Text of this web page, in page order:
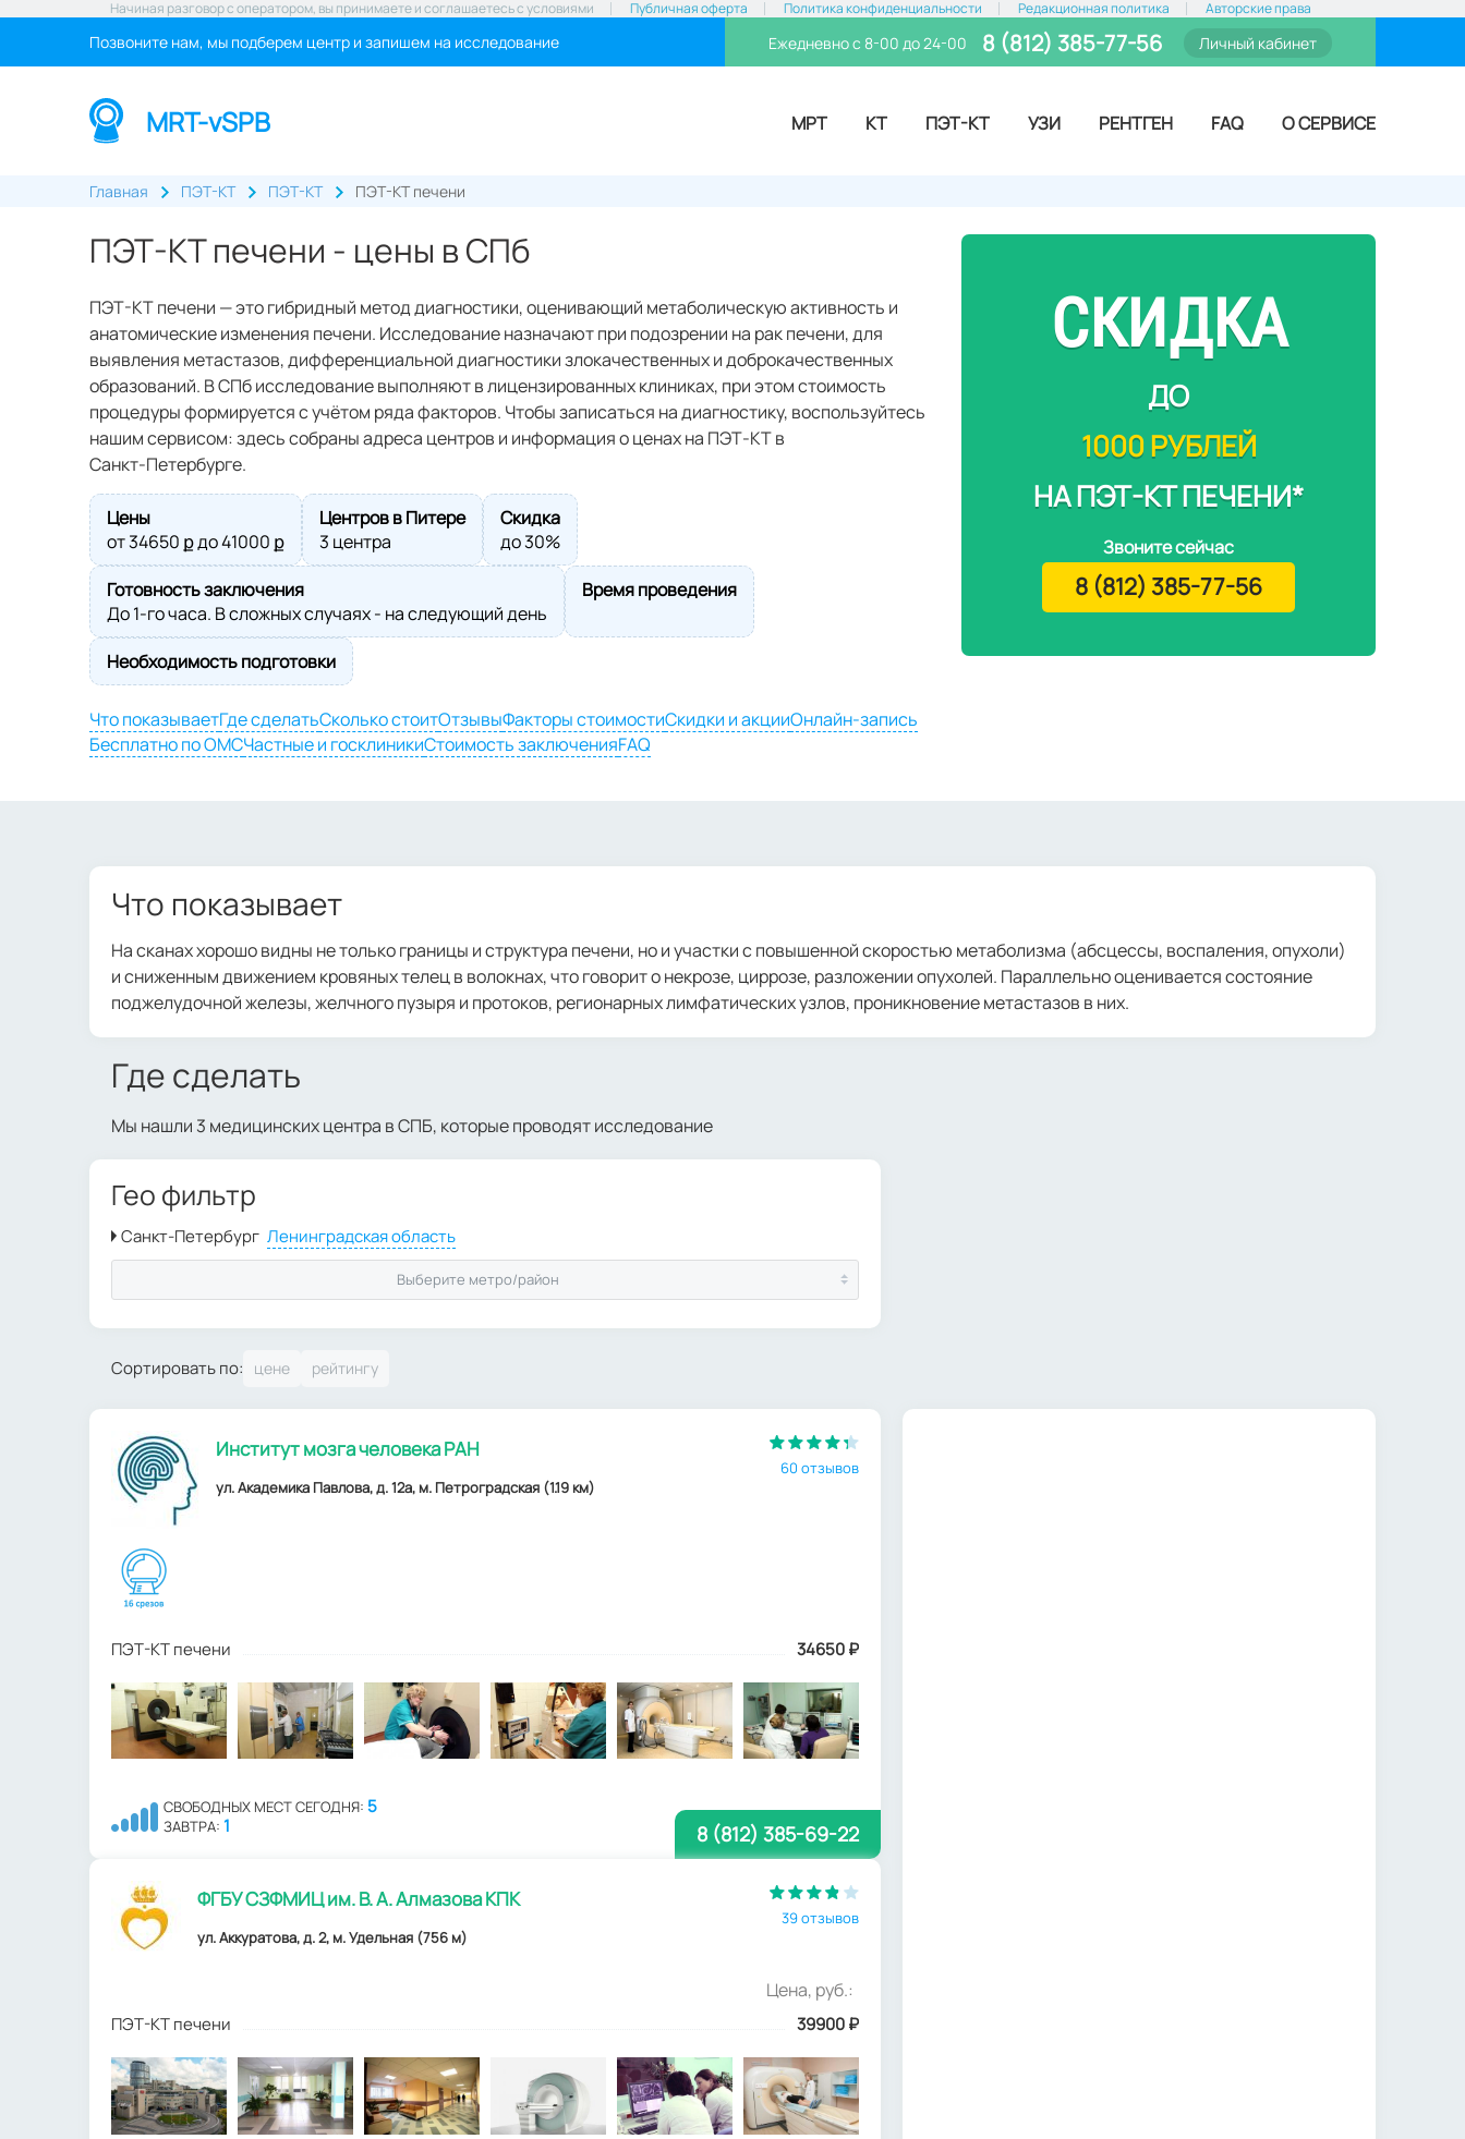
Начиная разговор с оператором, вы принимаете и соглашаетесь с условиями Публичная оферта Политика конфиденциальности Редакционная политика Авторские права
Позвоните нам, мы подберем центр и запишем на исследование Ежедневно с 8-00 до 24-00 8 (812) 385-77-56 Личный кабинет
MRT-vSPB МРТ КТ ПЭТ-КТ УЗИ РЕНТГЕН FAQ О СЕРВИСЕ
Главная ПЭТ-КТ ПЭТ-КТ ПЭТ-КТ печени
ПЭТ-КТ печени - цены в СПб
ПЭТ-КТ печени — это гибридный метод диагностики, оценивающий метаболическую активность и
анатомические изменения печени. Исследование назначают при подозрении на рак печени, для
выявления метастазов, дифференциальной диагностики злокачественных и доброкачественных
образований. В СПб исследование выполняют в лицензированных клиниках, при этом стоимость
процедуры формируется с учётом ряда факторов. Чтобы записаться на диагностику, воспользуйтесь
нашим сервисом: здесь собраны адреса центров и информация о ценах на ПЭТ‑КТ в
Санкт‑Петербурге.
Цены
от34650 ք до41000 ք
Центров в Питере
3 центра
Скидка
до 30%
Готовность заключения
До 1-го часа. В сложных случаях - на следующий день
Время проведения
Необходимость подготовки
Что показываетГде сделатьСколько стоитОтзывыФакторы стоимостиСкидки и акцииОнлайн-запись
Бесплатно по ОМСЧастные и госклиникиСтоимость заключенияFAQ
СКИДКА
ДО
1000 РУБЛЕЙ
НА ПЭТ-КТ ПЕЧЕНИ*
Звоните сейчас
8 (812) 385-77-56
Что показывает
На сканах хорошо видны не только границы и структура печени, но и участки с повышенной скоростью метаболизма (абсцессы, воспаления, опухоли)
и сниженным движением кровяных телец в волокнах, что говорит о некрозе, циррозе, разложении опухолей. Параллельно оценивается состояние
поджелудочной железы, желчного пузыря и протоков, регионарных лимфатических узлов, проникновение метастазов в них.
Где сделать
Мы нашли 3 медицинских центра в СПБ, которые проводят исследование
Гео фильтр
Выберите метро/район
Сортировать по:
Институт мозга человека РАН
ул. Академика Павлова, д. 12а, м. Петроградская (1.19 км)
60 отзывов
ПЭТ-КТ печени 34650₽
СВОБОДНЫХ МЕСТ СЕГОДНЯ: 5
ЗАВТРА: 1 8 (812) 385-69-22
ФГБУ СЗФМИЦ им. В. А. Алмазова КПК
ул. Аккуратова, д. 2, м. Удельная (756 м)
39 отзывов
Цена, руб.:
ПЭТ-КТ печени 39900₽